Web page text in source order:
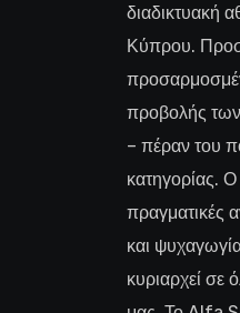
διαδικτυακή
Κύπρου.
προβολής
– πέραν του
κατηγορίας.
πραγματικές
και
κυριαρχεί σε